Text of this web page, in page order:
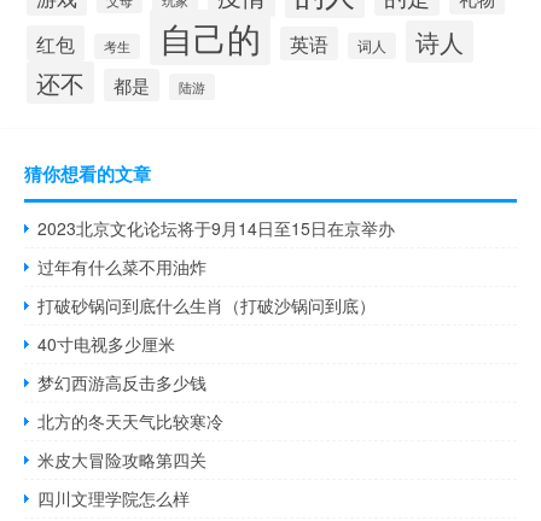
红包 考生 自己的 英语 词人
诗人
还不
都是 陆游
猜你想看的文章
2023北京文化论坛将于9月14日至15日在京举办
过年有什么菜不用油炸
打破砂锅问到底什么生肖（打破沙锅问到底）
40寸电视多少厘米
梦幻西游高反击多少钱
北方的冬天天气比较寒冷
米皮大冒险攻略第四关
四川文理学院怎么样